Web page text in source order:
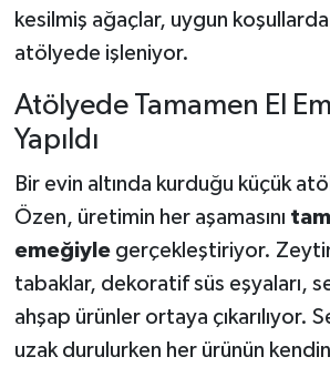
kesilmiş ağaçlar, uygun
atölyede işleniyor.
Atölyede Tamamen El
Yapıldı
Bir evin altında kurduğu küçük
Özen, üretimin her aşamasını
emeğiylegerçekleştiriyor.
tabaklar, dekoratif süs eşyaları,
ahşap ürünler ortaya çıkarılıyor.
uzak durulurken her ürünün